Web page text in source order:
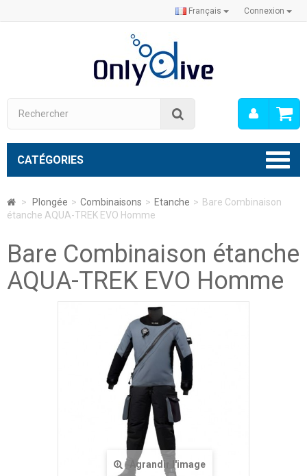
Connexion
Français
Mon
CATÉGORIES
> Plongée > Combinaisons > Etanche > Bare Combinaison
étanche AQUA-TREK EVO Homme
Bare Combinaison étanche
AQUA-TREK EVO Homme
Agrandir l'image